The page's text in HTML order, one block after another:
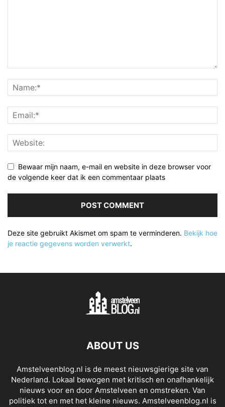
Bewaar mijn naam, e-mail en website in deze browser voor
de volgende keer dat ik een commentaar plaats
Deze site gebruikt Akismet om spam te verminderen. Bekijk hoe
je reactie gegevens worden verwerkt.
ABOUT US
Amstelveenblog.nl is de meest nieuwsgierige site van
Nederland. Lokaal bewogen met kritisch en onafhankelijk
nieuws voor en door Amstelveen en omstreken. Van
politiek tot en met het kleine nieuws. Amstelveenblog.nl is